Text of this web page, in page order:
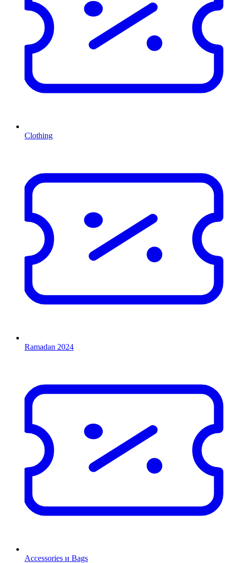
Clothing
Ramadan 2024
Accessories и Bags